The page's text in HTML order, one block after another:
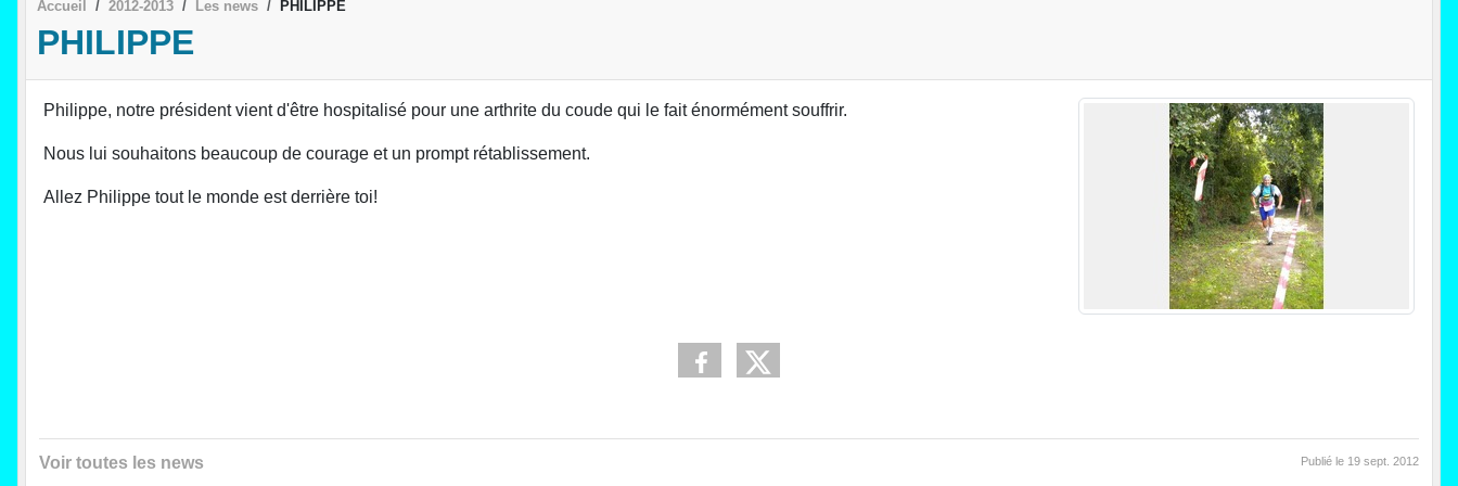
Accueil 2012-2013 Les news PHILIPPE
PHILIPPE
Philippe, notre président vient d'être hospitalisé pour une arthrite du coude qui le fait énormément souffrir.
Nous lui souhaitons beaucoup de courage et un prompt rétablissement.
Allez Philippe tout le monde est derrière toi!
Voir toutes les news Publié le 19 sept. 2012